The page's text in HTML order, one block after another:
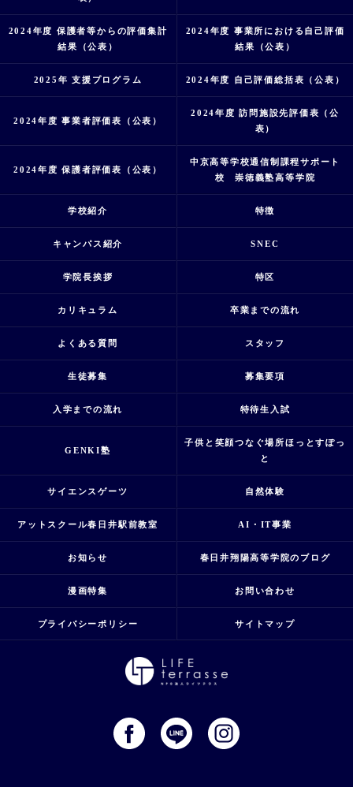
2024年度 保護者等からの評価集計
結果（公表）
2024年度 事業所における自己評価
結果（公表）
2025年 支援プログラム 2024年度 自己評価総括表（公表）
2024年度 事業者評価表（公表）
2024年度 訪問施設先評価表（公
表）
2024年度 保護者評価表（公表）
中京高等学校通信制課程サポート
校 崇徳義塾高等学院
学校紹介 特徴
キャンパス紹介 SNEC
学院長挨拶 特区
カリキュラム 卒業までの流れ
よくある質問 スタッフ
生徒募集 募集要項
入学までの流れ 特待生入試
GENKI塾
子供と笑顔つなぐ場所ほっとすぽっ
と
サイエンスゲーツ 自然体験
アットスクール春日井駅前教室 AI・IT事業
お知らせ 春日井翔陽高等学院のブログ
漫画特集 お問い合わせ
プライバシーポリシー サイトマップ